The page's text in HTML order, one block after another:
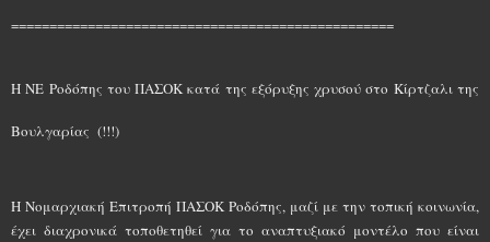
==================================================
Η ΝΕ Ροδόπης του ΠΑΣΟΚ κατά της εξόρυξης χρυσού στο Κίρτζαλι της
Βουλγαρίας (!!!)
Η Νομαρχιακή Επιτροπή ΠΑΣΟΚ Ροδόπης, μαζί με την τοπική κοινωνία,
έχει διαχρονικά τοποθετηθεί για το αναπτυξιακό μοντέλο που είναι